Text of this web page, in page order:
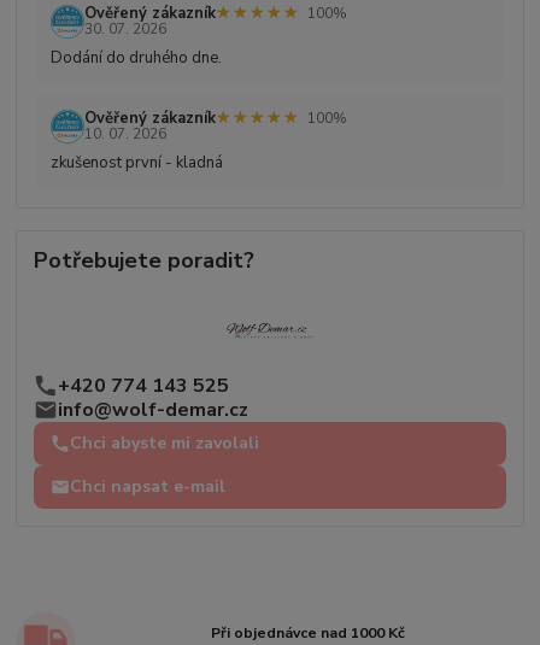
Ověřený zákazník★★★★★
★★★★★
100%
30. 07. 2026
Dodání do druhého dne.
Ověřený zákazník★★★★★
★★★★★
100%
10. 07. 2026
zkušenost první - kladná
Potřebujete poradit?
+420 774 143 525
info@wolf-demar.cz
Chci abyste mi zavolali
Chci napsat e-mail
Při objednávce nad 1000 Kč